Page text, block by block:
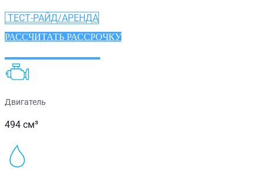
ТЕСТ-РАЙД/АРЕНДА
РАССЧИТАТЬ РАССРОЧКУ
Двигатель
494 см³